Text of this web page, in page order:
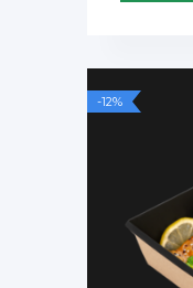
-12%